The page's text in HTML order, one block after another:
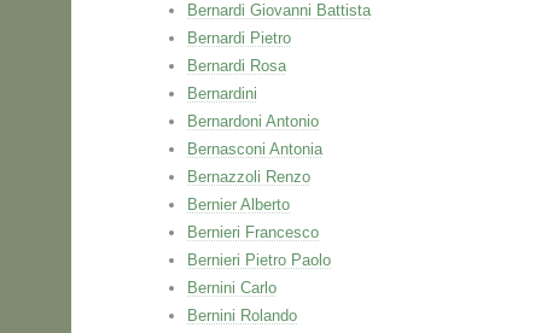
Bernardi Giovanni Battista
Bernardi Pietro
Bernardi Rosa
Bernardini
Bernardoni Antonio
Bernasconi Antonia
Bernazzoli Renzo
Bernier Alberto
Bernieri Francesco
Bernieri Pietro Paolo
Bernini Carlo
Bernini Rolando